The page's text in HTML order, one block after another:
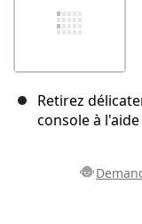
Retirez
console à